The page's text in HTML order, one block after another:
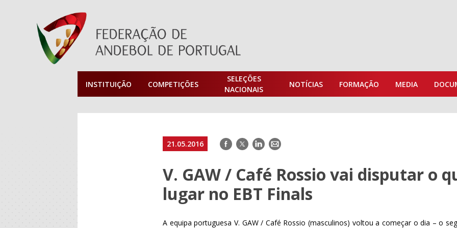
INSTITUIÇÃO COMPETIÇÕES
SELEÇÕES
NACIONAIS
NOTÍCIAS FORMAÇÃO MEDIA
21.05.2016 Facebook
TwitterLinkedIn
E-
V. GAW / Café Rossio vai disputar o
lugar no EBT Finals
A equipa portuguesa V. GAW / Café Rossio (masculinos) voltou a começar o dia – o